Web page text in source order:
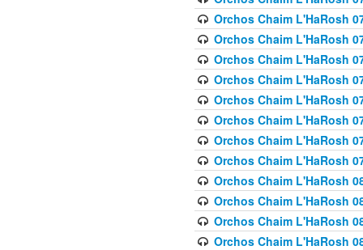
Orchos Chaim L'HaRosh
Orchos Chaim L'HaRosh
Orchos Chaim L'HaRosh
Orchos Chaim L'HaRosh
Orchos Chaim L'HaRosh
Orchos Chaim L'HaRosh
Orchos Chaim L'HaRosh
Orchos Chaim L'HaRosh
Orchos Chaim L'HaRosh
Orchos Chaim L'HaRosh
Orchos Chaim L'HaRosh
Orchos Chaim L'HaRosh